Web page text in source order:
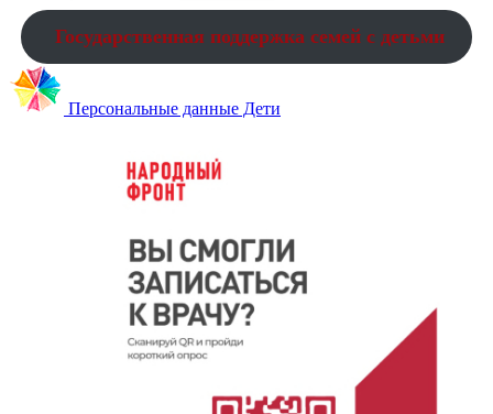
Государственная поддержка семей с детьми
Персональные данные Дети